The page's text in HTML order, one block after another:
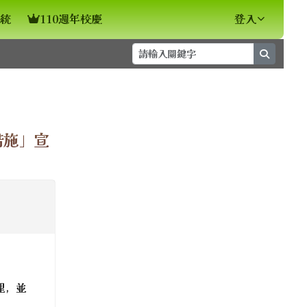
110週年校慶 登入
」宣
，並